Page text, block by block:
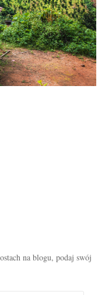
na blogu, podaj swój